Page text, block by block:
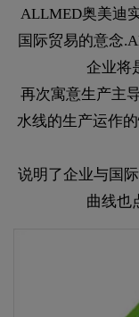
ALLMED奥美迪
国际贸易的意念
企业将
再次寓意生产主
水线的生产运作
说明了企业与国
曲线也